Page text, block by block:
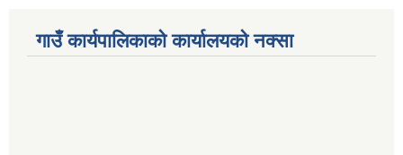
गाउँ कार्यपालिकाको कार्यालयको नक्सा